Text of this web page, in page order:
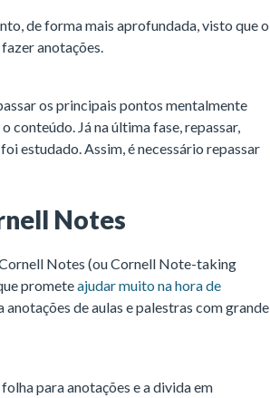
de forma mais aprofundada, visto que o
anotações.
os principais pontos mentalmente
conteúdo. Já na última fase, repassar,
estudado. Assim, é necessário repassar
Notes
Notes (ou Cornell Note-taking
prometeajudar muito na hora de
de aulas e palestras com grande
para anotações e a divida em